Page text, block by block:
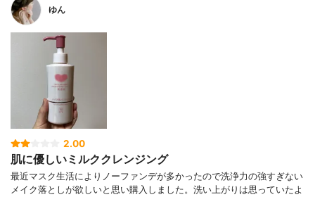
ゆん
2.00
肌に優しいミルククレンジング
最近マスク生活によりノーファンデが多かったので洗浄力の強すぎない
メイク落としが欲しいと思い購入しました。洗い上がりは思っていたよ